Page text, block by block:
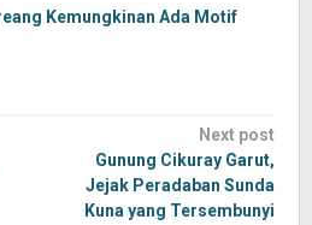
Kemungkinan Ada Motif
Next post
Gunung Cikuray Garut,
Jejak Peradaban Sunda
Kuna yang Tersembunyi